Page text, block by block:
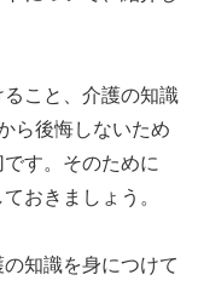
こと、介護の知識
ら後悔しないため
す。そのために
おきましょう。
知識を身につけて